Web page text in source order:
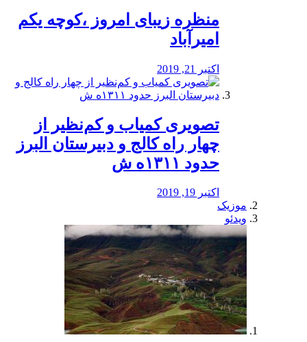
منظره‌‌ زیبای امروز ،کوچه یکم
امیرآباد
اکتبر 21, 2019
️تصویری کمیاب و کم‌نظیر از
چهار راه كالج و دبيرستان البرز
حدود ۱۳۱۱ه ش
اکتبر 19, 2019
موزیک
ویدئو